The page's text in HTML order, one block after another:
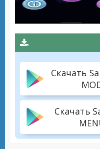
Скачать
Скачать